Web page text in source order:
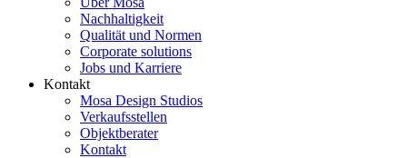
Nachhaltigkeit
Qualität und Normen
Corporate solutions
Jobs und Karriere
Kontakt
Mosa Design Studios
Verkaufsstellen
Objektberater
Kontakt